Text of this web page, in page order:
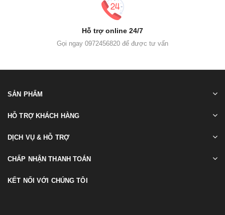
Hỗ trợ online 24/7
Gọi ngay 0972456820 để được tư vấn
SẢN PHẨM
HỖ TRỢ KHÁCH HÀNG
DỊCH VỤ & HỖ TRỢ
CHẤP NHẬN THANH TOÁN
KẾT NỐI VỚI CHÚNG TÔI